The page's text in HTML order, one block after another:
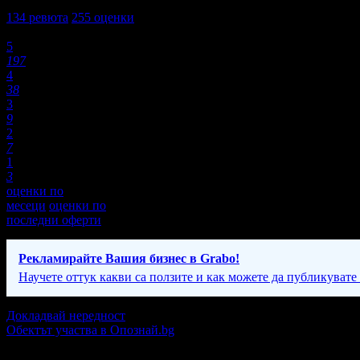
134 ревюта 255 оценки
5
197
4
38
3
9
2
7
1
3
оценки по
месеци оценки по
последни оферти
Рекламирайте Вашия бизнес в Grabo!
Научете оттук какви са ползите и как можете да публикувате
Докладвай нередност
Обектът участва в Опознай.bg